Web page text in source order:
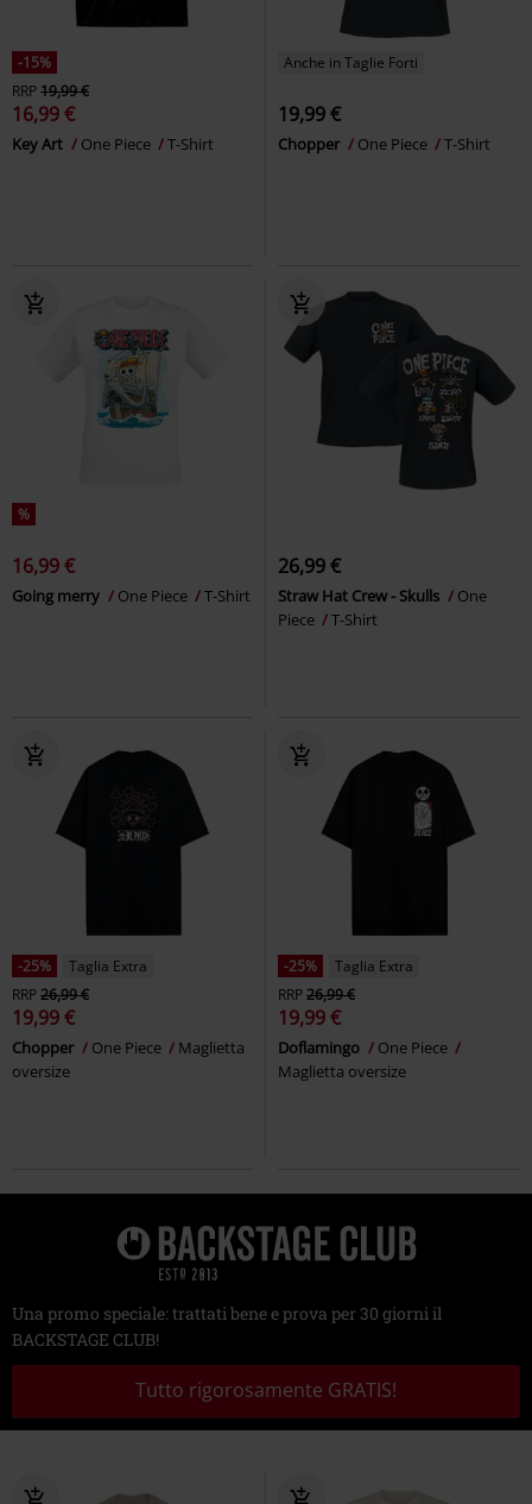
-15%
RRP19,99 €
16,99 €
Key Art One Piece T-Shirt
Anche in Taglie Forti
19,99 €
Chopper One Piece T-Shirt
%
16,99 €
Going merry One Piece T-Shirt
26,99 €
Straw Hat Crew - Skulls
One
Piece
T-Shirt
-25%
Taglia Extra
RRP26,99 €
19,99 €
Chopper One Piece
Maglietta
oversize
-25%
Taglia Extra
RRP26,99 €
19,99 €
Doflamingo
One Piece
Maglietta oversize
Una promo speciale: trattati bene e prova per 30 giorni il
BACKSTAGE CLUB!
Tutto rigorosamente GRATIS!